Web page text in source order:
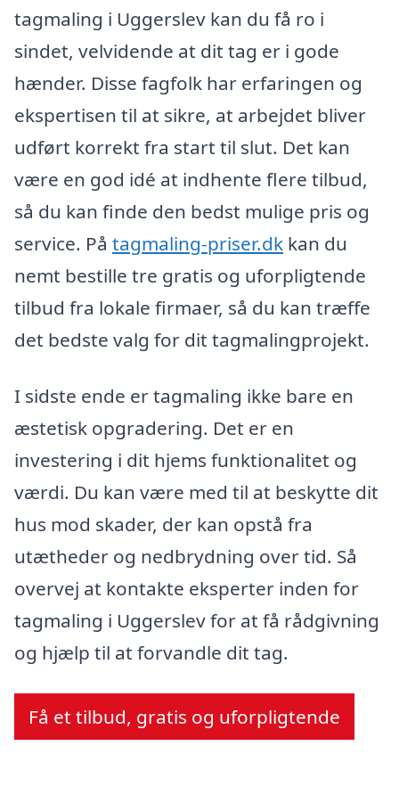
tagmaling i Uggerslev kan du få ro i
sindet, velvidende at dit tag er i gode
hænder. Disse fagfolk har erfaringen og
ekspertisen til at sikre, at arbejdet bliver
udført korrekt fra start til slut. Det kan
være en god idé at indhente flere tilbud,
så du kan finde den bedst mulige pris og
service. På tagmaling-priser.dk kan du
nemt bestille tre gratis og uforpligtende
tilbud fra lokale firmaer, så du kan træffe
det bedste valg for dit tagmalingprojekt.
I sidste ende er tagmaling ikke bare en
æstetisk opgradering. Det er en
investering i dit hjems funktionalitet og
værdi. Du kan være med til at beskytte dit
hus mod skader, der kan opstå fra
utætheder og nedbrydning over tid. Så
overvej at kontakte eksperter inden for
tagmaling i Uggerslev for at få rådgivning
og hjælp til at forvandle dit tag.
Få et tilbud, gratis og uforpligtende